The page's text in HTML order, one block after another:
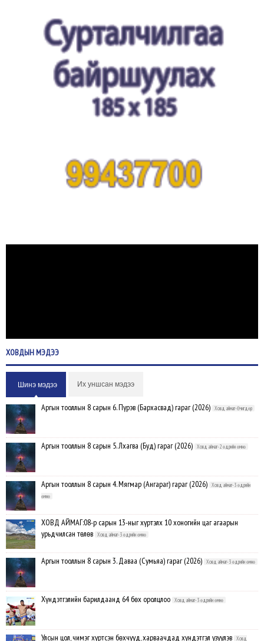
ХОВДЫНМЭДЭЭ
Шинэ мэдээ Их уншсан мэдээ
Аргын тооллын 8 сарын 6. Пүрэв (Бархасвад) гараг (2026) Ховд аймаг-Өчигдөр
Аргын тооллын 8 сарын 5. Лхагва (Буд) гараг (2026) Ховд аймаг-2 өдрийн өмнө
Аргын тооллын 8 сарын 4. Мягмар (Ангараг) гараг (2026)
Ховд аймаг-3 өдрийн
өмнө
ХОВД АЙМАГ:08-р сарын 13-ныг хүртэлх 10 хоногийн цаг агаарын
урьдчилсан төлөв
Ховд аймаг-3 өдрийн өмнө
Аргын тооллын 8 сарын 3. Даваа (Сумьяа) гараг (2026) Ховд аймаг-3 өдрийн өмнө
Хүндэтгэлийн барилдаанд 64 бөх оролцлоо Ховд аймаг-3 өдрийн өмнө
Улсын цол, чимэг хүртсэн бөхчүүд, харваачдад хүндэтгэл үзүүлэв Ховд